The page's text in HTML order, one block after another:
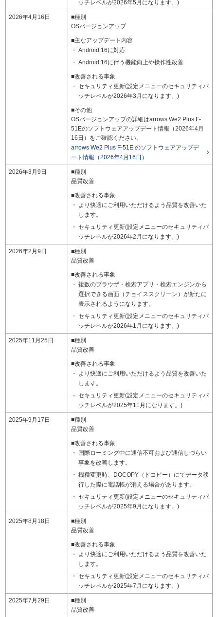
ッチレベルが2026年5月になります。)
2026年4月16日
■種別
OSバージョンアップ
■主なアップデート内容
Android 16に対応
Android 16に伴う機能向上や操作性改善
■改善される事象
セキュリティ更新(設定メニューのセキュリティパ
ッチレベルが2026年3月になります。)
■その他
OSバージョンアップの詳細はarrows We2 Plus F-
51Eのソフトウェアアップデート情報（2026年4月
16日）をご確認ください。
arrows We2 Plus F-51E のソフトウェアアップデ
ート情報（2026年4月16日）

2026年3月9日
■種別
品質改善
■改善される事象
より快適にご利用いただけるよう品質を改善いた
します。
セキュリティ更新(設定メニューのセキュリティパ
ッチレベルが2026年2月になります。)
2026年2月9日
■種別
品質改善
■改善される事象
複数のブラウザ・検索アプリ・検索エンジンから
選択できる画面（チョイススクリーン）が新たに
表示されるようになります。
セキュリティ更新(設定メニューのセキュリティパ
ッチレベルが2026年1月になります。)
2025年11月25日
■種別
品質改善
■改善される事象
より快適にご利用いただけるよう品質を改善いた
します。
セキュリティ更新(設定メニューのセキュリティパ
ッチレベルが2025年11月になります。)
2025年9月17日
■種別
品質改善
■改善される事象
国際ローミング中に通信不可および通信しづらい
事象を改善します。
機種変更時、DOCOPY（ドコピー）にてデータ移
行した際に電話帳が消える場合があります。
セキュリティ更新(設定メニューのセキュリティパ
ッチレベルが2025年9月になります。)
2025年8月18日
■種別
品質改善
■改善される事象
より快適にご利用いただけるよう品質を改善いた
します。
セキュリティ更新(設定メニューのセキュリティパ
ッチレベルが2025年7月になります。)
2025年7月29日
■種別
品質改善